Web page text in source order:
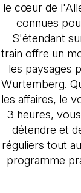
le cœur de
connues
S'étendant
train offre un
les paysages
Wurtemberg.
les affaires, le
3 heures,
détendre et
réguliers tout
programme